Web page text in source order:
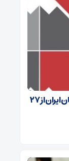
برگزاری نمایشگاه تخصصی صنعت ساختمان ایران از ۲۷